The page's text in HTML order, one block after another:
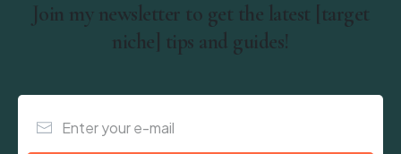
Join my newsletter to get the latest [target
niche] tips and guides!